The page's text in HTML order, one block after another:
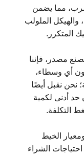
مما يضمن
والهيكل الملولب
المتكرر.
مصدر، فإننا
أي وسطاء،
نحن نقبل أيضًا
حد أدنى لكمية
التكلفة.
الخيط
الشراء